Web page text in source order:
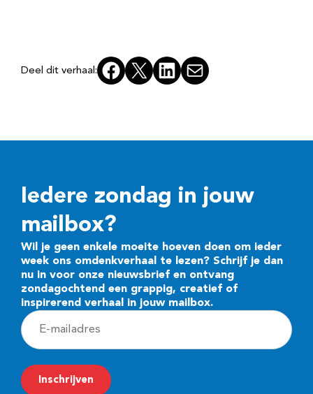
Deel dit verhaal: Facebook
X LinkedInE-mail
Iedere zondag in jouw
mailbox?
Wil je geen enkele moeite hoeven doen om ieder
week ons omdenkverhaal te lezen? Schrijf je dan
nu in voor onze nieuwsbrief en ontvang
zondagochtend een grappig, creatief of
inspirerend verhaal in jouw mailbox.
E
-
m
a
Inschrijven